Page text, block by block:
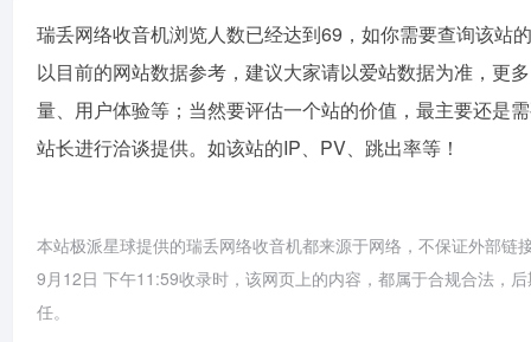
瑞丢网络收音机浏览人数已经达到69，如你需要查询该站
以目前的网站数据参考，建议大家请以爱站数据为准，更
量、用户体验等；当然要评估一个站的价值，最主要还是
站长进行洽谈提供。如该站的IP、PV、跳出率等！
本站极派星球提供的瑞丢网络收音机都来源于网络，不保证外部
9月12日 下午11:59收录时，该网页上的内容，都属于合规合法，
任。